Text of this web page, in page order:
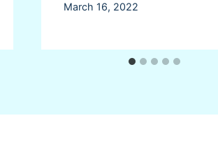
March 16, 2022